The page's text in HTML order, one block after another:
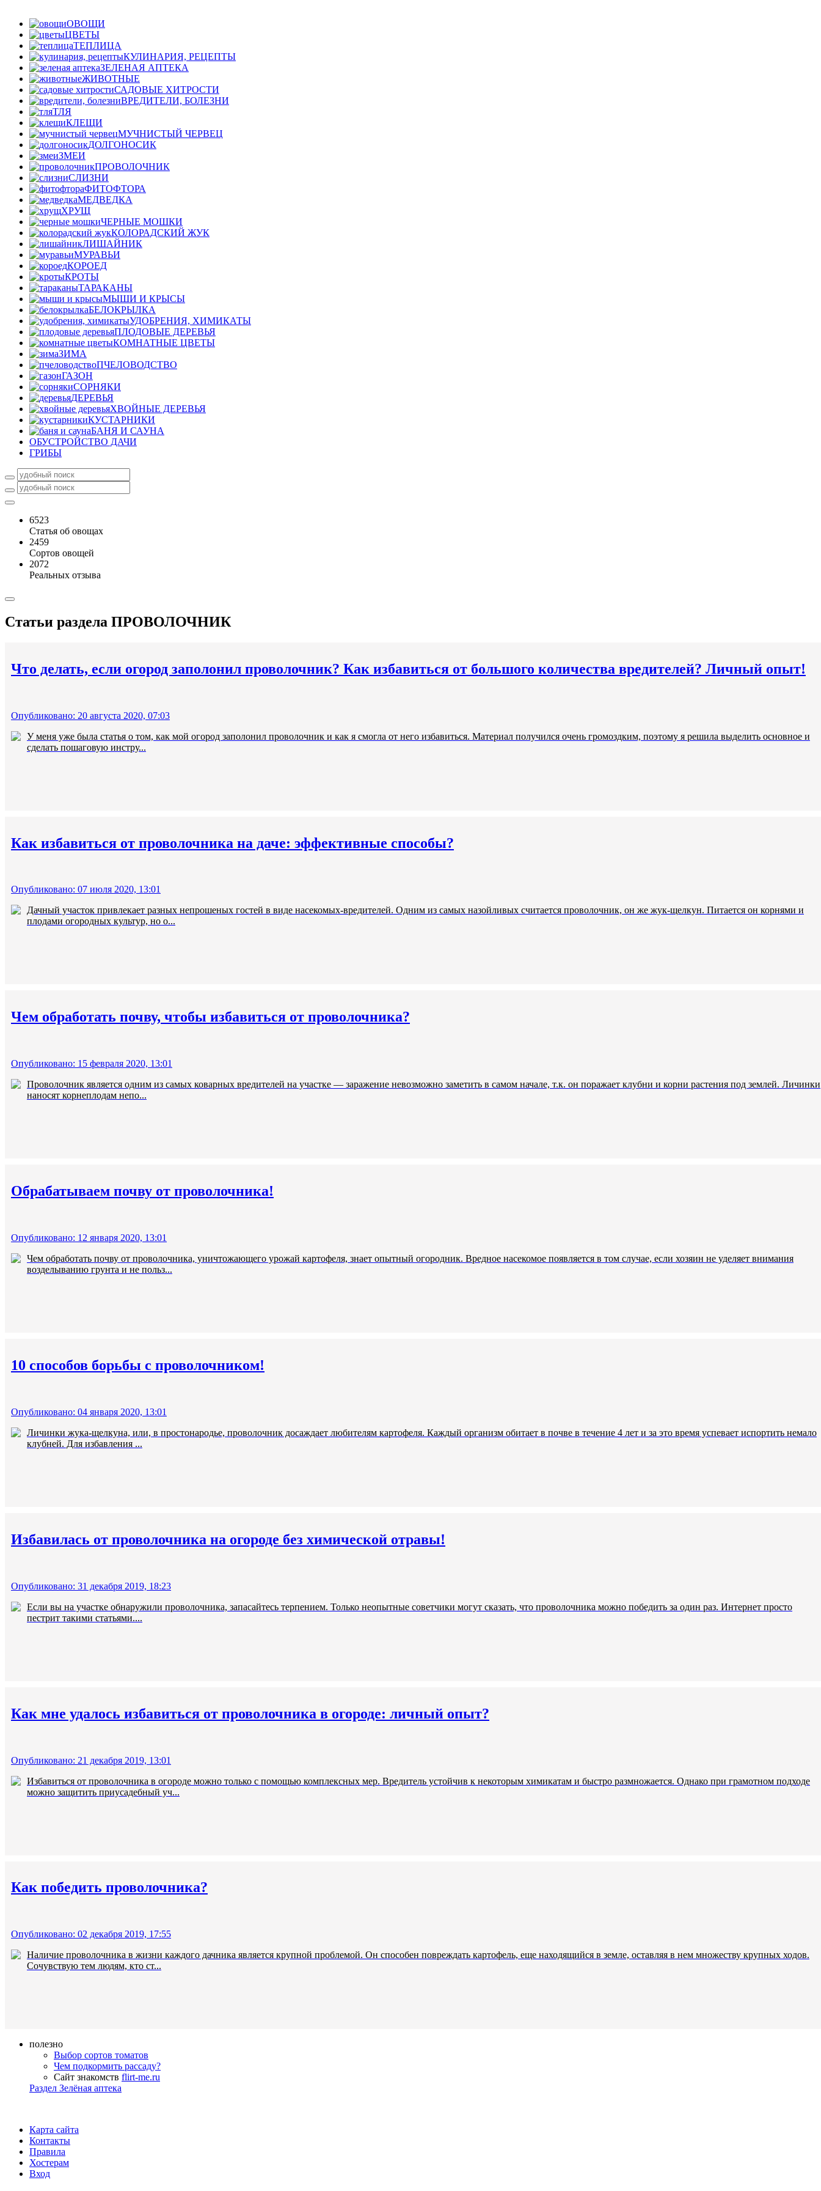
ОВОЩИ
ЦВЕТЫ
ТЕПЛИЦА
КУЛИНАРИЯ, РЕЦЕПТЫ
ЗЕЛЕНАЯ АПТЕКА
ЖИВОТНЫЕ
САДОВЫЕ ХИТРОСТИ
ВРЕДИТЕЛИ, БОЛЕЗНИ
ТЛЯ
КЛЕЩИ
МУЧНИСТЫЙ ЧЕРВЕЦ
ДОЛГОНОСИК
ЗМЕИ
ПРОВОЛОЧНИК
СЛИЗНИ
ФИТОФТОРА
МЕДВЕДКА
ХРУЩ
ЧЕРНЫЕ МОШКИ
КОЛОРАДСКИЙ ЖУК
ЛИШАЙНИК
МУРАВЬИ
КОРОЕД
КРОТЫ
ТАРАКАНЫ
МЫШИ И КРЫСЫ
БЕЛОКРЫЛКА
УДОБРЕНИЯ, ХИМИКАТЫ
ПЛОДОВЫЕ ДЕРЕВЬЯ
КОМНАТНЫЕ ЦВЕТЫ
ЗИМА
ПЧЕЛОВОДСТВО
ГАЗОН
СОРНЯКИ
ДЕРЕВЬЯ
ХВОЙНЫЕ ДЕРЕВЬЯ
КУСТАРНИКИ
БАНЯ И САУНА
ОБУСТРОЙСТВО ДАЧИ
ГРИБЫ
6523
Статья об овощах
2459
Сортов овощей
2072
Реальных отзыва
Статьи раздела ПРОВОЛОЧНИК
Что делать, если огород заполонил проволочник? Как избавиться от большого количества вредителей? Личный опыт!
Опубликовано: 20 августа 2020, 07:03
У меня уже была статья о том, как мой огород заполонил проволочник и как я смогла от него избавиться. Материал получился очень громоздким, поэтому я решила выделить основное и
сделать пошаговую инстру...
Как избавиться от проволочника на даче: эффективные способы?
Опубликовано: 07 июля 2020, 13:01
Дачный участок привлекает разных непрошеных гостей в виде насекомых-вредителей. Одним из самых назойливых считается проволочник, он же жук-щелкун. Питается он корнями и
плодами огородных культур, но о...
Чем обработать почву, чтобы избавиться от проволочника?
Опубликовано: 15 февраля 2020, 13:01
Проволочник является одним из самых коварных вредителей на участке — заражение невозможно заметить в самом начале, т.к. он поражает клубни и корни растения под землей. Личинки
наносят корнеплодам непо...
Обрабатываем почву от проволочника!
Опубликовано: 12 января 2020, 13:01
Чем обработать почву от проволочника, уничтожающего урожай картофеля, знает опытный огородник. Вредное насекомое появляется в том случае, если хозяин не уделяет внимания
возделыванию грунта и не польз...
10 способов борьбы с проволочником!
Опубликовано: 04 января 2020, 13:01
Личинки жука-щелкуна, или, в простонародье, проволочник досаждает любителям картофеля. Каждый организм обитает в почве в течение 4 лет и за это время успевает испортить немало
клубней. Для избавления ...
Избавилась от проволочника на огороде без химической отравы!
Опубликовано: 31 декабря 2019, 18:23
Если вы на участке обнаружили проволочника, запасайтесь терпением. Только неопытные советчики могут сказать, что проволочника можно победить за один раз. Интернет просто
пестрит такими статьями....
Как мне удалось избавиться от проволочника в огороде: личный опыт?
Опубликовано: 21 декабря 2019, 13:01
Избавиться от проволочника в огороде можно только с помощью комплексных мер. Вредитель устойчив к некоторым химикатам и быстро размножается. Однако при грамотном подходе
можно защитить приусадебный уч...
Как победить проволочника?
Опубликовано: 02 декабря 2019, 17:55
Наличие проволочника в жизни каждого дачника является крупной проблемой. Он способен повреждать картофель, еще находящийся в земле, оставляя в нем множеству крупных ходов.
Сочувствую тем людям, кто ст...
полезно
Выбор сортов томатов
Чем подкормить рассаду?
Сайт знакомств flirt-me.ru
Раздел Зелёная аптека
Карта сайта
Контакты
Правила
Хостерам
Вход